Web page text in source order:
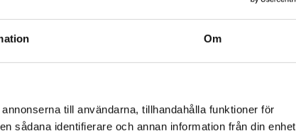
Om
till användarna, tillhandahålla funktioner för
sådana identifierare och annan information från din enhet
sitt eget sätt.